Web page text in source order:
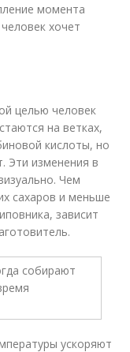
момента
хочет
целью человек
на ветках,
кислоты, но
Эти изменения в
Чем
сахаров и меньше
зависит
ускоряют